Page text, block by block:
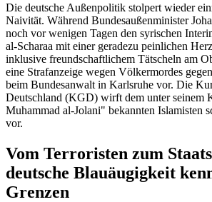
Die deutsche Außenpolitik stolpert wieder
Naivität. Während Bundesaußenminister
noch vor wenigen Tagen den syrischen
al-Scharaa mit einer geradezu peinlichen
inklusive freundschaftlichem Tätscheln am
eine Strafanzeige wegen Völkermordes
beim Bundesanwalt in Karlsruhe vor. Die
Deutschland (KGD) wirft dem unter seinem
Muhammad al-Jolani" bekannten Islamisten
vor.
Vom Terroristen zum
deutsche Blauäugigkeit
Grenzen